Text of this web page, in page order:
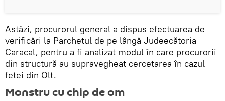
Astăzi, procurorul general a dispus efectuarea de
verificări la Parchetul de pe lângă Judeecătoria
Caracal, pentru a fi analizat modul în care procurorii
din structură au supravegheat cercetarea în cazul
fetei din Olt.
Monstru cu chip de om